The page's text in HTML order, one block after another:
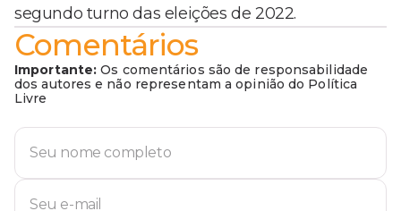
segundo turno das eleições de 2022.
Comentários
Importante: Os comentários são de responsabilidade
dos autores e não representam a opinião do Política
Livre